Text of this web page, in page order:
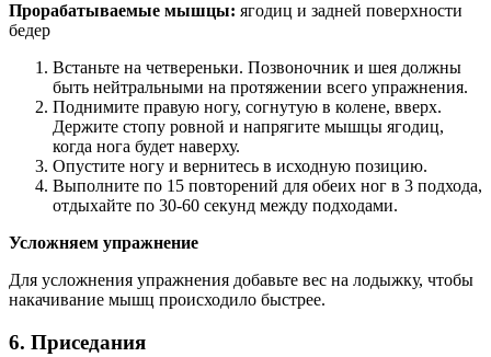
Прорабатываемые мышцы: ягодиц и задней поверхности
бедер
Встаньте на четвереньки. Позвоночник и шея должны
быть нейтральными на протяжении всего упражнения.
Поднимите правую ногу, согнутую в колене, вверх.
Держите стопу ровной и напрягите мышцы ягодиц,
когда нога будет наверху.
Опустите ногу и вернитесь в исходную позицию.
Выполните по 15 повторений для обеих ног в 3 подхода,
отдыхайте по 30-60 секунд между подходами.
Усложняем упражнение
Для усложнения упражнения добавьте вес на лодыжку, чтобы
накачивание мышц происходило быстрее.
6. Приседания